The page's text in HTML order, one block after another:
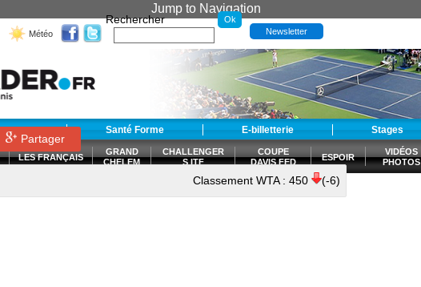
Jump to Navigation
Météo
Rechercher
Newsletter
Santé Forme E-billetterie Stages
LES FRANÇAIS
GRAND
CHELEM
CHALLENGER
S ITF
COUPE
DAVIS FED
ESPOIR
S
VIDÉOS
PHOTOS
Partager
Classement WTA : 450 (-6)